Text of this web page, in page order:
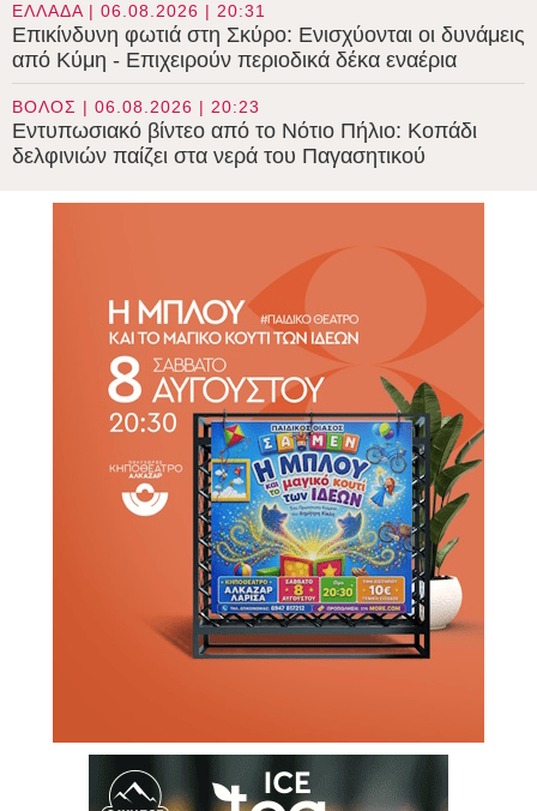
ΕΛΛΑΔΑ | 06.08.2026 | 20:31
Επικίνδυνη φωτιά στη Σκύρο: Ενισχύονται οι δυνάμεις
από Κύμη - Επιχειρούν περιοδικά δέκα εναέρια
ΒΟΛΟΣ | 06.08.2026 | 20:23
Εντυπωσιακό βίντεο από το Νότιο Πήλιο: Κοπάδι
δελφινιών παίζει στα νερά του Παγασητικού